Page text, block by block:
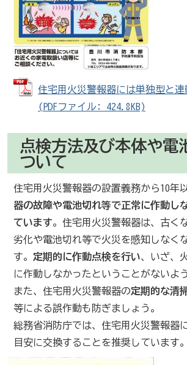
住宅用火災警報器には単独型と
(PDFファイル: 424.8KB)
点検方法及び本体や電
ついて
住宅用火災警報器の設置義務から10年
器の故障や電池切れ等で正常に作動し
ています。住宅用火災警報器は、古く
劣化や電池切れ等で火災を感知しなく
す。 定期的に作動点検を行い、いざ、
に作動しなかったということがないよ
また、住宅用火災警報器の定期的な清
等による誤作動も防ぎましょう。
総務省消防庁では、住宅用火災警報器
目安に交換することを推奨しています。